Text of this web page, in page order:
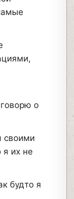
о
своими
я их не
будто я